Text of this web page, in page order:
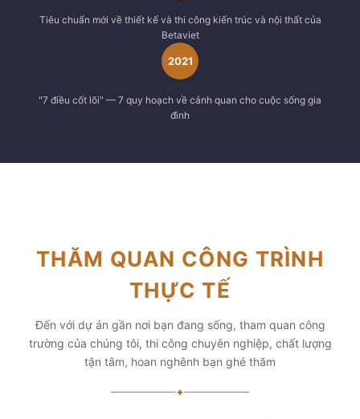
Tiêu chuẩn mới về thiết kế và thi công kiến trúc và nội thất của
Betaviet
2021
"7 điều cốt lõi" — 7 quy hoạch về cảnh quan cho cuộc sống gia
đình
THĂM QUAN CÔNG TRÌNH
THỰC TẾ
Đến với dự án gần nơi bạn đang sống, tham quan công
trường của chúng tôi, thi công chuyên nghiệp, chất lượng
tận tâm, hoan nghênh bạn ghé thăm
✦